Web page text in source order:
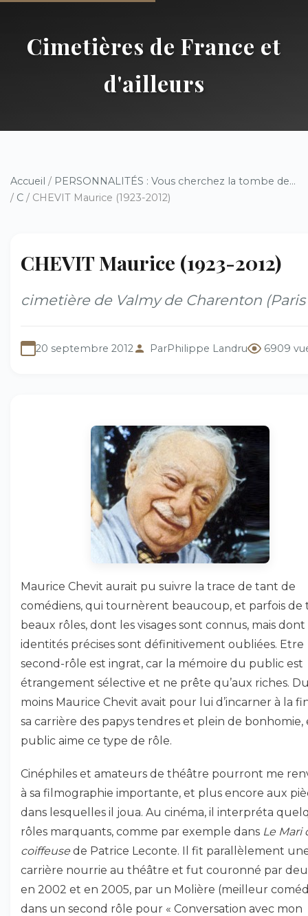
Cimetières de France et
d'ailleurs
Accueil / PERSONNALITÉS : Vous cherchez la tombe de...
/ C / CHEVIT Maurice (1923-2012)
CHEVIT Maurice (1923-2012)
cimetière de Valmy de Charenton (Paris
20 septembre 2012 ParPhilippe Landru 6909
Maurice Chevit aurait pu suivre la trace de tant de
comédiens, qui tournèrent beaucoup, et parfois de
beaux rôles, dont les visages sont connus, mais dont
identités précises sont définitivement oubliées. Etre
second-rôle est ingrat, car la mémoire du public est
étrangement sélective et ne prête qu’aux riches.
moins Maurice Chevit avait pour lui d’incarner à la
sa carrière des papys tendres et plein de bonhomie,
public aime ce type de rôle.
Cinéphiles et amateurs de théâtre pourront me
à sa filmographie importante, et plus encore aux
dans lesquelles il joua. Au cinéma, il interpréta
rôles marquants, comme par exemple dans Le Mari
coiffeuse de Patrice Leconte. Il fit parallèlement
carrière nourrie au théâtre et fut couronné par
en 2002 et en 2005, par un Molière (meilleur
dans un second rôle pour « Conversation avec mon